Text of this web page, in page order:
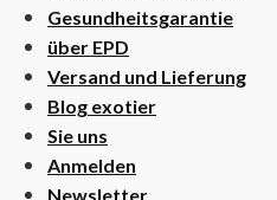
Gesundheitsgarantie
über EPD
Versand und Lieferung
Blog exotier
Sie uns
Anmelden
Newsletter